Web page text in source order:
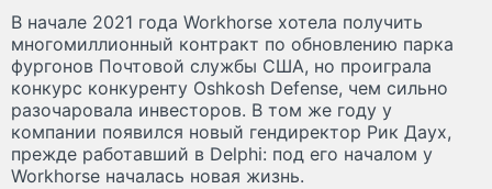
В начале 2021 года Workhorse хотела получить
многомиллионный контракт по обновлению парка
фургонов Почтовой службы США, но проиграла
конкурс конкуренту Oshkosh Defense, чем сильно
разочаровала инвесторов. В том же году у
компании появился новый гендиректор Рик Даух,
прежде работавший в Delphi: под его началом у
Workhorse началась новая жизнь.